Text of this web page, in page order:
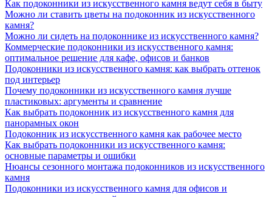
Как подоконники из искусственного камня ведут себя в быту
Можно ли ставить цветы на подоконник из искусственного
камня?
Можно ли сидеть на подоконнике из искусственного камня?
Коммерческие подоконники из искусственного камня:
оптимальное решение для кафе, офисов и банков
Подоконники из искусственного камня: как выбрать оттенок
под интерьер
Почему подоконники из искусственного камня лучше
пластиковых: аргументы и сравнение
Как выбрать подоконник из искусственного камня для
панорамных окон
Подоконник из искусственного камня как рабочее место
Как выбрать подоконники из искусственного камня:
основные параметры и ошибки
Нюансы сезонного монтажа подоконников из искусственного
камня
Подоконники из искусственного камня для офисов и